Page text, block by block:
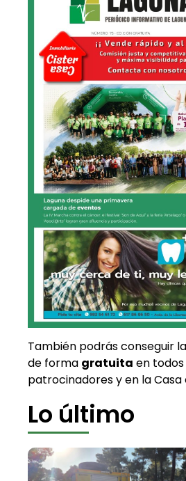
También podrás conseguir
de forma gratuita en
patrocinadores y en la Casa
Lo último